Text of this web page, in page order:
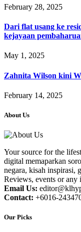
February 28, 2025
Dari flat usang ke
kejayaan
May 1, 2025
Zahnita Wilson kini
February 14, 2025
About Us
Your source for the
digital memaparkan
negara, kisah inspirasi,
Reviews, events or
Email Us:
Contact: +6016-
Our Picks